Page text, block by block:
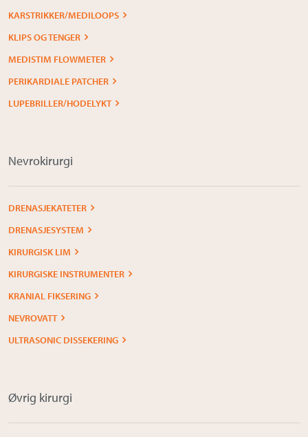
KARSTRIKKER/MEDILOOPS
KLIPS OG TENGER
MEDISTIM FLOWMETER
PERIKARDIALE PATCHER
LUPEBRILLER/HODELYKT
Nevrokirurgi
DRENASJEKATETER
DRENASJESYSTEM
KIRURGISK LIM
KIRURGISKE INSTRUMENTER
KRANIAL FIKSERING
NEVROVATT
ULTRASONIC DISSEKERING
Øvrig kirurgi